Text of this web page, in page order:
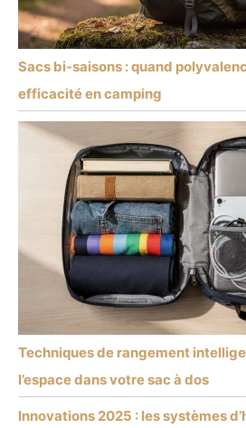
Sacs bi-saisons : quand
efficacité en camping
Techniques de rangement
l’espace dans votre sac à dos
Innovations 2025 : les systèmes